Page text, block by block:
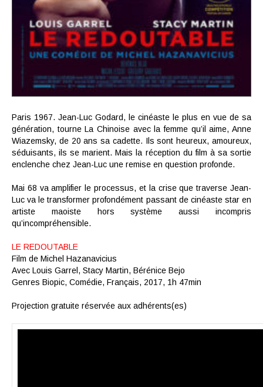
Paris 1967. Jean-Luc Godard, le cinéaste le plus en vue de sa
génération, tourne La Chinoise avec la femme qu’il aime, Anne
Wiazemsky, de 20 ans sa cadette. Ils sont heureux, amoureux,
séduisants, ils se marient. Mais la réception du film à sa sortie
enclenche chez Jean-Luc une remise en question profonde.
Mai 68 va amplifier le processus, et la crise que traverse Jean-
Luc va le transformer profondément passant de cinéaste star en
artiste maoiste hors système aussi incompris
qu’incompréhensible.
LE REDOUTABLE
Film de Michel Hazanavicius
Avec Louis Garrel, Stacy Martin, Bérénice Bejo
Genres Biopic, Comédie, Français, 2017, 1h 47min
Projection gratuite réservée aux adhérents(es)